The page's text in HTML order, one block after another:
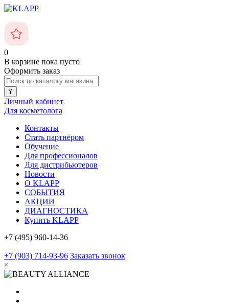
0
В корзине пока пусто
Оформить заказ
Личный кабинет
Для косметолога
Контакты
Стать партнёром
Обучение
Для профессионалов
Для дистрибьютеров
Новости
О KLAPP
СОБЫТИЯ
АКЦИИ
ДИАГНОСТИКА
Купить KLAPP
+7 (495) 960-14-36
+7 (903) 714-93-96 Заказать звонок
×